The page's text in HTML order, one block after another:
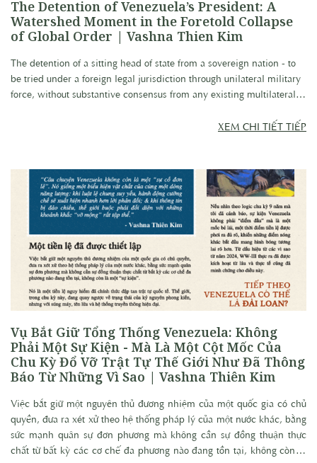
The Detention of Venezuela’s President: A
Watershed Moment in the Foretold Collapse
of Global Order | Vashna Thien Kim
The detention of a sitting head of state from a sovereign nation - to
be tried under a foreign legal jurisdiction through unilateral military
force, without substantive consensus from any existing multilateral
that has effectively shattered the international rules-based order. In
global media systems.
XEM CHI TIẾT TIẾP
Vụ Bắt Giữ Tổng Thống Venezuela: Không
Phải Một Sự Kiện - Mà Là Một Cột Mốc Của
Chu Kỳ Đổ Vỡ Trật Tự Thế Giới Như Đã Thông
Báo Từ Những Vì Sao | Vashna Thiên Kim
Việc bắt giữ một nguyên thủ đương nhiệm của một quốc gia có chủ
quyền, đưa ra xét xử theo hệ thống pháp lý của một nước khác, bằng
sức mạnh quân sự đơn phương mà không cần sự đồng thuận thực
chất từ bất kỳ các cơ chế đa phương nào đang tồn tại, không còn là